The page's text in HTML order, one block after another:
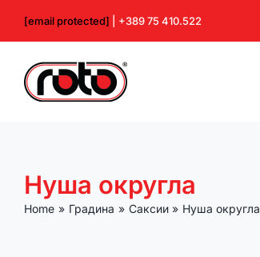
[email protected] | +389 75 410.522
Нуша округла
Home Градина Саксии Нуша округла